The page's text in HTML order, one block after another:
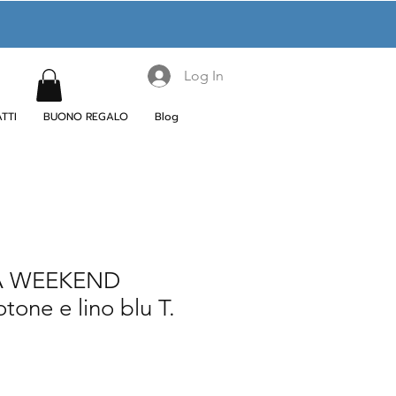
Log In
BUONO REGALO Blog
e lino blu T.